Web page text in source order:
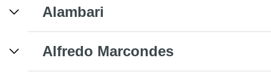
Alambari
Alfredo Marcondes